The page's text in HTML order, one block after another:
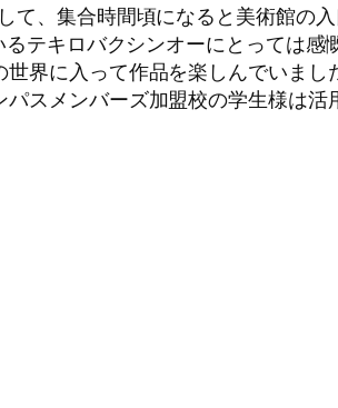
て、集合時間頃になると美術館の
テキロバクシンオーにとっては感
界に入って作品を楽しんでいまし
スメンバーズ加盟校の学生様は活